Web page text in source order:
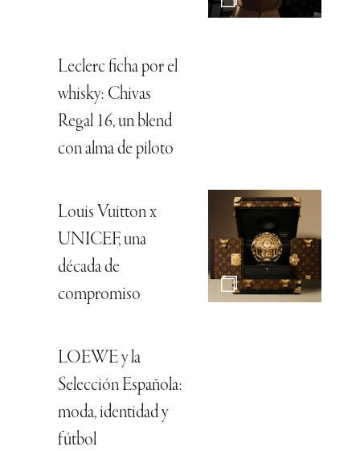
Leclerc ficha por el
whisky: Chivas
Regal 16, un blend
con alma de piloto
Louis Vuitton x
UNICEF, una
década de
compromiso
LOEWE y la
Selección Española:
moda, identidad y
fútbol